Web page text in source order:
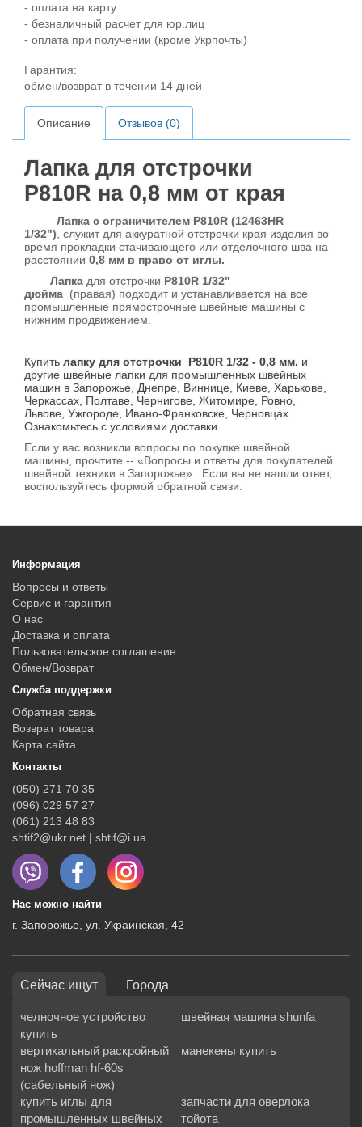
- оплата на карту
- безналичный расчет для юр.лиц
- оплата при получении (кроме Укрпочты)
Гарантия:
обмен/возврат в течении 14 дней
Описание Отзывов (0)
Лапка для отстрочки
P810R на 0,8 мм от края
Лапка с ограничителем P810R (12463HR
1/32") , служит для аккуратной отстрочки края изделия во
время прокладки стачивающего или отделочного шва на
расстоянии 0,8 мм в право от иглы.
Лапка для отстрочки P810R 1/32"
дюйма (правая) подходит и устанавливается на все
промышленные прямострочные швейные машины с
нижним продвижением.
Купить лапку для отстрочки P810R 1/32 - 0,8 мм. и
другие швейные лапки для промышленных швейных
машин в Запорожье, Днепре, Виннице, Киеве, Харькове,
Черкассах, Полтаве, Чернигове, Житомире, Ровно,
Львове, Ужгороде, Ивано-Франковске, Черновцах.
Ознакомьтесь с условиями доставки.
Если у вас возникли вопросы по покупке швейной
машины, прочтите -- «Вопросы и ответы для покупателей
швейной техники в Запорожье». Если вы не нашли ответ,
воспользуйтесь формой обратной связи.
Информация
Вопросы и ответы
Сервис и гарантия
О нас
Доставка и оплата
Пользовательское соглашение
Обмен/Возврат
Служба поддержки
Обратная связь
Возврат товара
Карта сайта
Контакты
(050) 271 70 35
(096) 029 57 27
(061) 213 48 83
shtif2@ukr.net | shtif@i.ua
Нас можно найти
г. Запорожье, ул. Украинская, 42
Сейчас ищут Города
челночное устройство
купить
швейная машина shunfa
вертикальный раскройный
нож hoffman hf-60s
(сабельный нож)
манекены купить
купить иглы для
промышленных швейных
запчасти для оверлока
тойота